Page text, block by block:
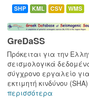
SHP KML CSV WMS
GreDaSS
Πρόκειται για την
σεισμολογικά
σύγχρονο εργαλείο
εκτιμητή κινδύνου
περισσότερα